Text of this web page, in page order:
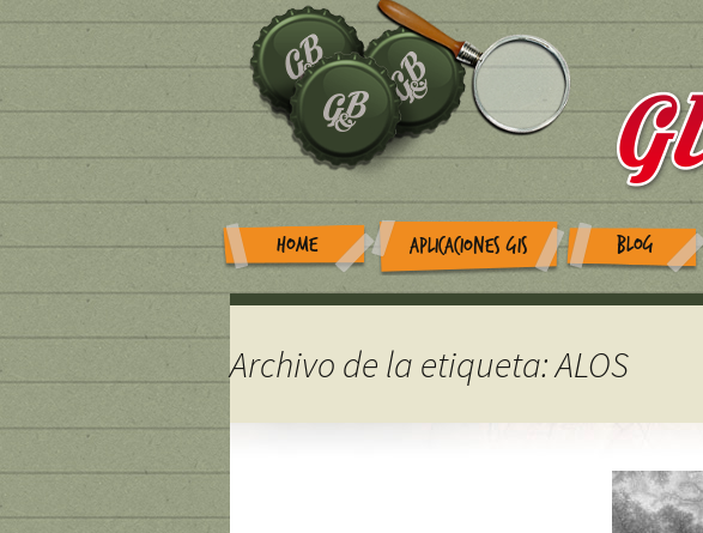
HOME APLICACIONES GIS BLOG
Archivo de la etiqueta: ALOS